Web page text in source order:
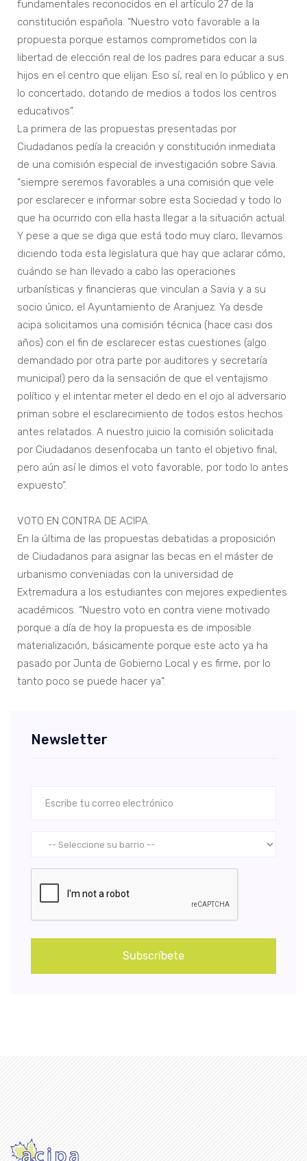
fundamentales reconocidos en el artículo 27 de la
constitución española. “Nuestro voto favorable a la
propuesta porque estamos comprometidos con la
libertad de elección real de los padres para educar a sus
hijos en el centro que elijan. Eso sí, real en lo público y en
lo concertado, dotando de medios a todos los centros
educativos”.
La primera de las propuestas presentadas por
Ciudadanos pedía la creación y constitución inmediata
de una comisión especial de investigación sobre Savia.
“siempre seremos favorables a una comisión que vele
por esclarecer e informar sobre esta Sociedad y todo lo
que ha ocurrido con ella hasta llegar a la situación actual.
Y pese a que se diga que está todo muy claro, llevamos
diciendo toda esta legislatura que hay que aclarar cómo,
cuándo se han llevado a cabo las operaciones
urbanísticas y financieras que vinculan a Savia y a su
socio único, el Ayuntamiento de Aranjuez. Ya desde
acipa solicitamos una comisión técnica (hace casi dos
años) con el fin de esclarecer estas cuestiones (algo
demandado por otra parte por auditores y secretaría
municipal) pero da la sensación de que el ventajismo
político y el intentar meter el dedo en el ojo al adversario
priman sobre el esclarecimiento de todos estos hechos
antes relatados. A nuestro juicio la comisión solicitada
por Ciudadanos desenfocaba un tanto el objetivo final,
pero aún así le dimos el voto favorable, por todo lo antes
expuesto”.
VOTO EN CONTRA DE ACIPA.
En la última de las propuestas debatidas a proposición
de Ciudadanos para asignar las becas en el máster de
urbanismo conveniadas con la universidad de
Extremadura a los estudiantes con mejores expedientes
académicos. “Nuestro voto en contra viene motivado
porque a día de hoy la propuesta es de imposible
materialización, básicamente porque este acto ya ha
pasado por Junta de Gobierno Local y es firme, por lo
tanto poco se puede hacer ya”.
Newsletter
Subscríbete